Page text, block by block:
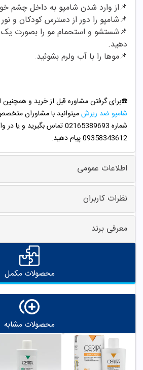
📌از وارد شدن شامپو به داخل چشم
📌شامپو را دور از دسترس کودکان و
📌شستشو و استحمام مو را بصورت یک
دهید.
📌موها را با آب ولرم بشوئید.
☎️برای گرفتن مشاوره قبل از خرید و همچنین
شامپو ضد ریزشمیتوانید با مشاوران
شماره 02165389693 تماس بگیرید
09358343612 پیام دهید.
اطلاعات عمومی
نظرات کاربران
معرفی برند
محصولات مکمل
محصولات مشابه